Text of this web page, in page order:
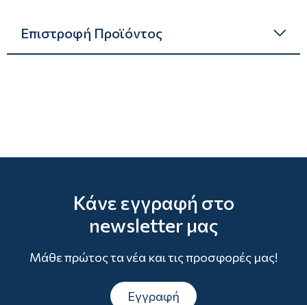
Επιστροφή Προϊόντος
Κάνε εγγραφή στο
newsletter μας
Μάθε πρώτος τα νέα και τις προσφορές μας!
Εγγραφή